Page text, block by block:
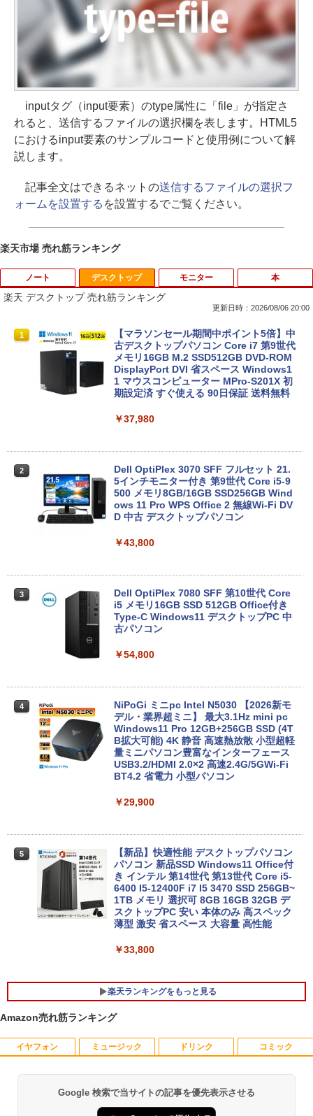
inputタグ（input要素）のtype属性に「file」が指定さ
れると、送信するファイルの選択欄を表します。HTML5
におけるinput要素のサンプルコードと使用例について解
説します。
記事全文はできるネットの送信するファイルの選択フ
ォームを設置する を設置するでご覧ください。
楽天市場 売れ筋ランキング
ノート
1
【★最大100%ポイント】【新生活応援・
2026】【Office 2019 H&B】富士通 MU
937/Celeron 3865U/メモリ:4GB/8GB/S
SD:128GB/256GB/512GB/1TB/13.3型/
フルHD/wifi/HDMI/USB3.0/中古 ノート
パソコン/モバイルPC/Windows11
￥9,999
2
タブレットPC 中古パソコン Microsoft S
urface Go Windows10 Pro Pentium 44
15Y メモリ 8GB SSD 128GB 10型 無線L
AN Wi-Fi 10インチ B5 本体 / 3ヶ月保証
中古パソコン 中古PC 中古ノートパソコ
新品ノートパソコン VETESA Intel Celer
on Windows11 Office付き メモリ16GB
SSD1TB 15.6型 FHD Webカメラ テンキ
超得2,000円OFF&P2倍｜レッツノート｜
Microsoft office 2019 H&B付き｜中古
ノートパソコン Windows11 office付｜
メモリ8GB SSD256GB｜Panasonic Le
t's note｜中古ノートパソコン 軽量 薄型
｜モバイルPC｜ノートパソコン B5サイ
【新品】【楽天1位！】ノートパソコン
新品第13世代CPU搭載ノートPC Office
付きノートパソコン 初心者向け Window
s11 初期設定済 Webカメラ zoom 日本語
キーボード 14.1型 Intel Celeron メモリ
8GB SSD1TB(最大) 大容量バッテリービ
デスクトップ
楽天 デスクトップ 売れ筋ランキング
更新日時：2026/08/06 20:00
1
【マラソンセール期間中ポイント5倍】中
古デスクトップパソコン Core i7 第9世代
メモリ16GB M.2 SSD512GB DVD-ROM
DisplayPort DVI 省スペース Windows1
1 マウスコンピューター MPro-S201X 初
期設定済 すぐ使える 90日保証 送料無料
￥37,980
2
Dell OptiPlex 3070 SFF フルセット 21.
5インチモニター付き 第9世代 Core i5-9
500 メモリ8GB/16GB SSD256GB Wind
ows 11 Pro WPS Office 2 無線Wi-Fi DV
D 中古 デスクトップパソコン
￥43,800
3
Dell OptiPlex 7080 SFF 第10世代 Core
i5 メモリ16GB SSD 512GB Office付き
Type-C Windows11 デスクトップPC 中
古パソコン
￥54,800
4
NiPoGi ミニpc Intel N5030 【2026新モ
デル・業界超ミニ】 最大3.1Hz mini pc
Windows11 Pro 12GB+256GB SSD (4T
B拡大可能) 4K 静音 高速熱放散 小型超軽
量ミニパソコン豊富なインターフェース
USB3.2/HDMI 2.0×2 高速2.4G/5GWi-Fi
BT4.2 省電力 小型パソコン
￥29,900
5
【新品】快適性能 デスクトップパソコン
パソコン 新品SSD Windows11 Office付
き インテル 第14世代 第13世代 Core i5-
6400 I5-12400F i7 I5 3470 SSD 256GB~
1TB メモリ 選択可 8GB 16GB 32GB デ
スクトップPC 安い 本体のみ 高スペック
薄型 激安 省スペース 大容量 高性能
￥33,800
楽天ランキングをもっと見る
モニター
1
HP モニター 21.5インチ P224 IPSパネル
￥7,700
本
1
職業訓練における指導の理論と実際 13訂
￥4,950
Amazon売れ筋ランキング
イヤフォン
Anker Soundcore P40i オフホワイト
ミュージック
BRUCE WAYNE feat. Flo Milli, ATL Jacob
[Explicit]
ドリンク
【Amazon.co.jp限定】 い・ろ・は・す 2L P
ET ラベルレス ×8本
コミック
薬屋のひとりごと 17巻 (デジタル版ビッグガ
ンガンコミックス)
Google 検索で当サイトの記事を優先表示させる